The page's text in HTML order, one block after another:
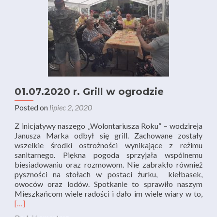
01.07.2020 r. Grill w ogrodzie
Posted on lipiec 2, 2020
Z inicjatywy naszego „Wolontariusza Roku” – wodzireja
Janusza Marka odbył się grill. Zachowane zostały
wszelkie środki ostrożności wynikające z reżimu
sanitarnego. Piękna pogoda sprzyjała wspólnemu
biesiadowaniu oraz rozmowom. Nie zabrakło również
pyszności na stołach w postaci żurku, kiełbasek,
owoców oraz lodów. Spotkanie to sprawiło naszym
Mieszkańcom wiele radości i dało im wiele wiary w to,
[…]